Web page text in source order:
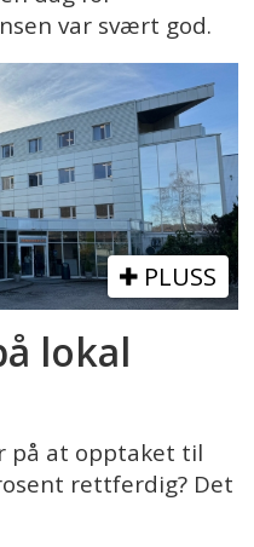
var svært god.
PLUSS
lokal
på at opptaket til
rettferdig? Det